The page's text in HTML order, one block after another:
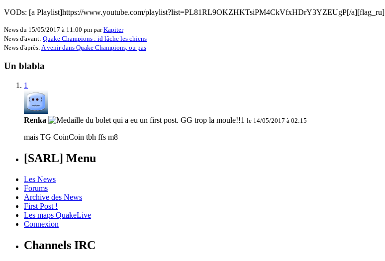
VODs: [a Playlist]https://www.youtube.com/playlist?list=PL81RL9OKZHKTsiPM4CkVfxHDrY3YZEUgP[/a][flag_ru]
News du 15/05/2017 à 11:00 pm parKapiter
News d'avant: Quake Champions : id lâche les chiens
News d'après: A venir dans Quake Champions, ou pas
Un blabla
1
Renka le 14/05/2017 à 02:15
mais TG CoinCoin tbh ffs m8
[SARL] Menu
Les News
Forums
Archive des News
First Post !
Les maps QuakeLive
Connexion
Channels IRC